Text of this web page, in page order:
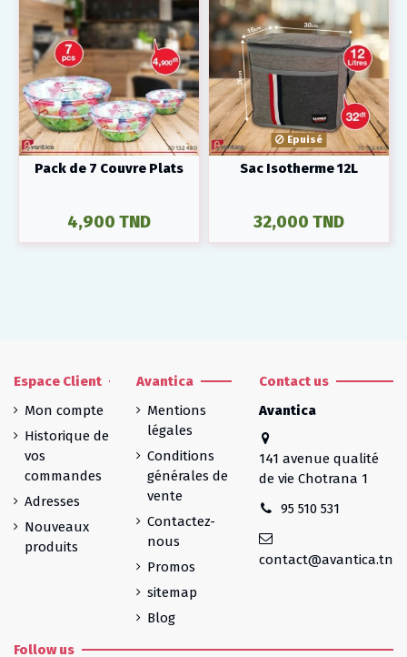
Pack de 7 Couvre Plats
4,900 TND
Epuisé
Sac Isotherme 12L
32,000 TND
Espace Client
Mon compte
Historique de
vos
commandes
Adresses
Nouveaux
produits
Avantica
Mentions
légales
Conditions
générales de
vente
Contactez-
nous
Promos
sitemap
Blog
Contact us
Avantica
141 avenue qualité
de vie Chotrana 1
95 510 531
contact@avantica.tn
Follow us